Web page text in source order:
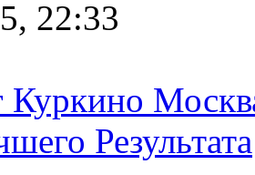
22:33
Куркино
Результата